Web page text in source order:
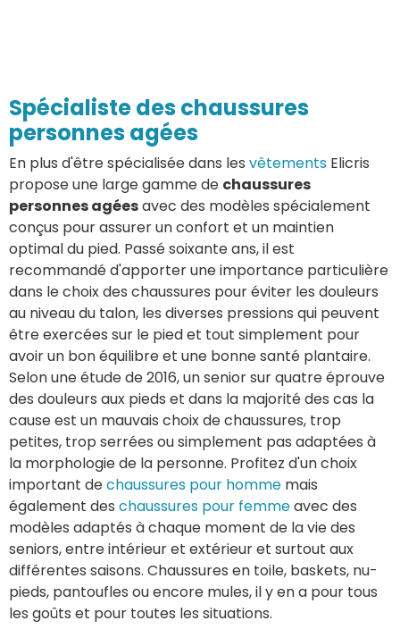
Spécialiste des chaussures
personnes agées
En plus d'être spécialisée dans les vêtements Elicris
propose une large gamme de chaussures
personnes agéesavec des modèles spécialement
conçus pour assurer un confort et un maintien
optimal du pied. Passé soixante ans, il est
recommandé d'apporter une importance particulière
dans le choix des chaussures pour éviter les douleurs
au niveau du talon, les diverses pressions qui peuvent
être exercées sur le pied et tout simplement pour
avoir un bon équilibre et une bonne santé plantaire.
Selon une étude de 2016, un senior sur quatre éprouve
des douleurs aux pieds et dans la majorité des cas la
cause est un mauvais choix de chaussures, trop
petites, trop serrées ou simplement pas adaptées à
la morphologie de la personne. Profitez d'un choix
important dechaussures pour homme mais
également des chaussures pour femmeavec des
modèles adaptés à chaque moment de la vie des
seniors, entre intérieur et extérieur et surtout aux
différentes saisons. Chaussures en toile, baskets, nu-
pieds, pantoufles ou encore mules, il y en a pour tous
les goûts et pour toutes les situations.